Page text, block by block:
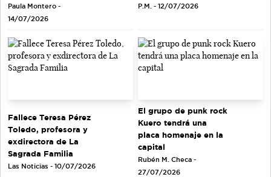
Paula Montero -
14/07/2026
P.M. - 12/07/2026
Fallece Teresa Pérez
Toledo, profesora y
exdirectora de La
Sagrada Familia
Las Noticias - 10/07/2026
El grupo de punk rock
Kuero tendrá una
placa homenaje en la
capital
Rubén M. Checa -
27/07/2026